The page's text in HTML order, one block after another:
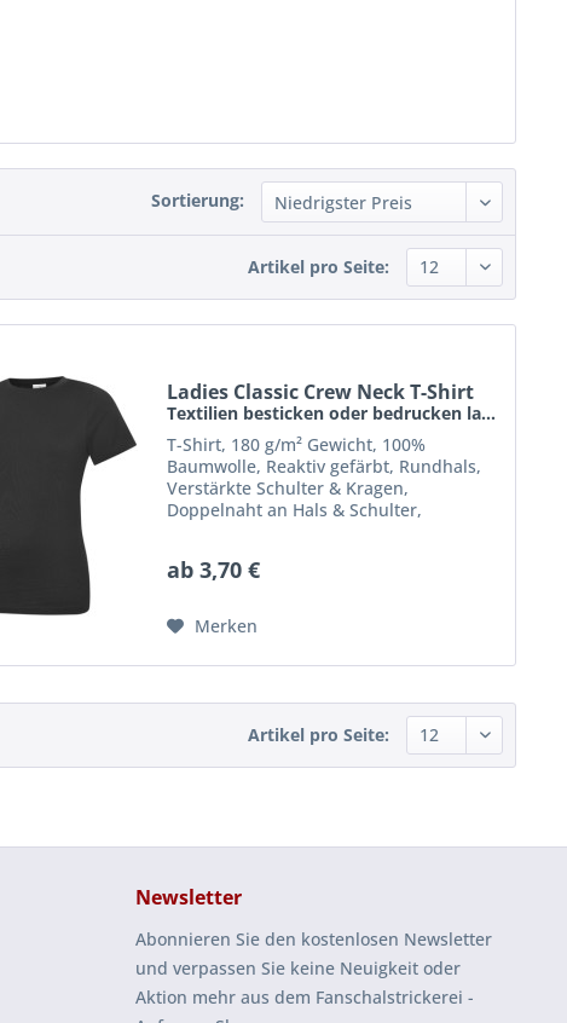
Sortierung:
Artikel pro Seite:
Ladies Classic Crew Neck T-Shirt
Textilien besticken oder bedrucken lassen schon...
T-Shirt, 180 g/m² Gewicht, 100%
Baumwolle, Reaktiv gefärbt, Rundhals,
Verstärkte Schulter & Kragen,
Doppelnaht an Hals & Schulter,
Einlaufen, Waschbar bis 40° C
ab 3,70 €
Merken
Artikel pro Seite:
Newsletter
Abonnieren Sie den kostenlosen Newsletter
und verpassen Sie keine Neuigkeit oder
Aktion mehr aus dem Fanschalstrickerei -